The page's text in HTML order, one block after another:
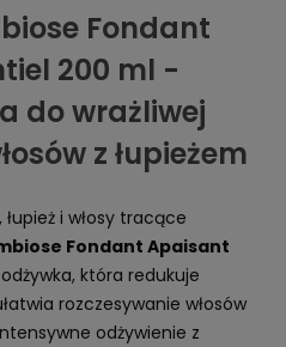
Fondant
200 ml -
do wrażliwej
z łupieżem
łupież i włosy tracące
Fondant Apaisant
która redukuje
rozczesywanie włosów
odżywienie z